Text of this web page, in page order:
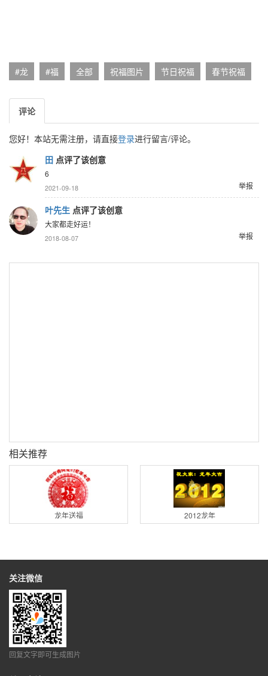
#龙 #福 全部 祝福图片 节日祝福 春节祝福
评论
您好！本站无需注册，请直接登录进行留言/评论。
田 点评了该创意
6
举报
2021-09-18
叶先生 点评了该创意
大家都走好运！
举报
2018-08-07
相关推荐
龙年送福 2012龙年
关注微信
回复文字即可生成图片